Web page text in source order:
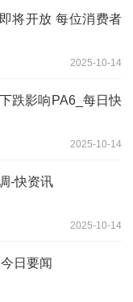
将开放 每位消费者
2025-10-14
跌影响PA6_每日快
2025-10-14
-快资讯
2025-10-14
日要闻